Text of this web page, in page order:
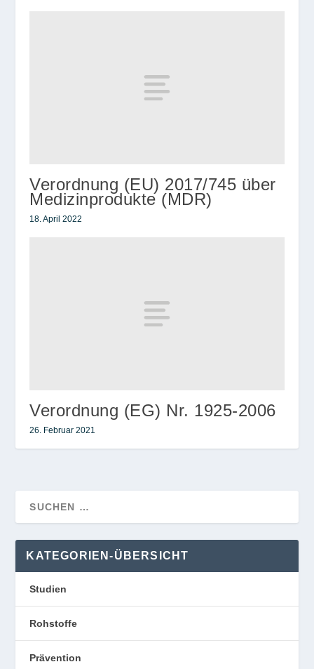
Verordnung (EU) 2017/745 über
Medizinprodukte (MDR)
18. April 2022
Verordnung (EG) Nr. 1925-2006
26. Februar 2021
KATEGORIEN-ÜBERSICHT
Studien
Rohstoffe
Prävention